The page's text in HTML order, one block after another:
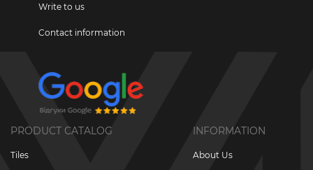
Write to us
Contact information
PRODUCT CATALOG
Tiles
INFORMATION
About Us